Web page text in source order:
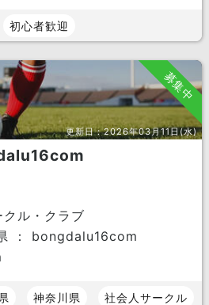
初心者歓迎
募集中
更新日：2026年03月11日(水)
ル・クラブ
： bongdalu16com
神奈川県 社会人サークル